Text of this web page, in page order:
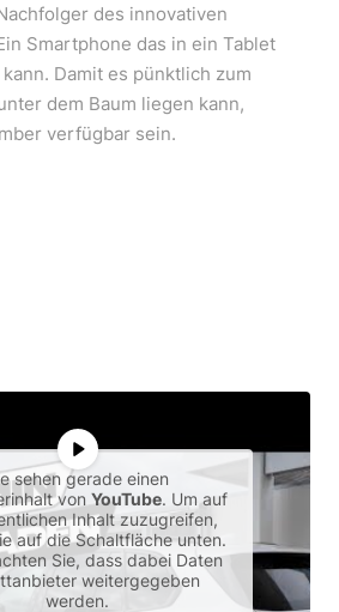
des innovativen
Smartphone das in ein Tablet
Damit es pünktlich zum
dem Baum liegen kann,
verfügbar sein.
sehen gerade einen
vonYouTube. Um auf
Inhalt zuzugreifen,
auf die Schaltfläche unten.
Sie, dass dabei Daten
weitergegeben
werden.